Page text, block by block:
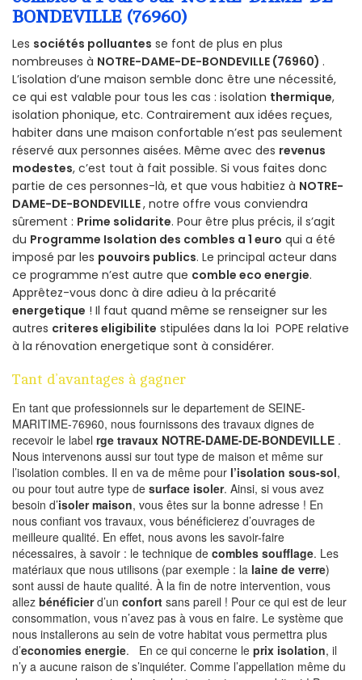
BONDEVILLE (76960)
Les sociétés polluantes se font de plus en plus
nombreuses à NOTRE-DAME-DE-BONDEVILLE (76960) .
L’isolation d’une maison semble donc être une nécessité,
ce qui est valable pour tous les cas : isolation thermique,
isolation phonique, etc. Contrairement aux idées reçues,
habiter dans une maison confortable n’est pas seulement
réservé aux personnes aisées. Même avec des revenus
modestes, c’est tout à fait possible. Si vous faites donc
partie de ces personnes-là, et que vous habitiez à NOTRE-
DAME-DE-BONDEVILLE, notre offre vous conviendra
sûrement : Prime solidarite. Pour être plus précis, il s’agit
du Programme Isolation des combles a 1 euro qui a été
imposé par les pouvoirs publics. Le principal acteur dans
ce programme n’est autre que comble eco energie.
Apprêtez-vous donc à dire adieu à la précarité
energetique ! Il faut quand même se renseigner sur les
autres criteres eligibilite stipulées dans la loi POPE relative
à la rénovation energetique sont à considérer.
Tant d’avantages à gagner
En tant que professionnels sur le departement de SEINE-
MARITIME-76960, nous fournissons des travaux dignes de
recevoir le label rge travaux NOTRE-DAME-DE-BONDEVILLE .
Nous intervenons aussi sur tout type de maison et même sur
l’isolation combles. Il en va de même pour l’isolation sous-sol,
ou pour tout autre type de surface isoler. Ainsi, si vous avez
besoin d’isoler maison, vous êtes sur la bonne adresse ! En
nous confiant vos travaux, vous bénéficierez d’ouvrages de
meilleure qualité. En effet, nous avons les savoir-faire
nécessaires, à savoir : le technique de combles soufflage. Les
matériaux que nous utilisons (par exemple : la laine de verre)
sont aussi de haute qualité. À la fin de notre intervention, vous
allez bénéficierd’un confort sans pareil ! Pour ce qui est de leur
consommation, vous n’avez pas à vous en faire. Le système que
nous installerons au sein de votre habitat vous permettra plus
d’economies energie. En ce qui concerne le prix isolation, il
n’y a aucune raison de s’inquiéter. Comme l’appellation même du